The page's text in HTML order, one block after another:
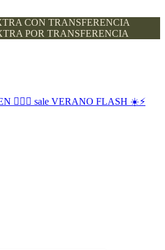
CON TRANSFERENCIA
POR TRANSFERENCIA
🙋🏽‍♂️ sale VERANO FLASH ☀️⚡️